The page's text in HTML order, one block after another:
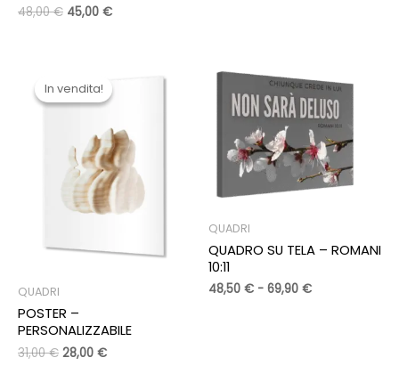
48,00€ Il45,00 €Il
In vendita!
In vendita!
QUADRI
POSTER –
PERSONALIZZABILE
31,00€ Il
28,00 €Il
QUADRI
QUADRO SU TELA – ROMANI
10:11
48,50 € - 69,90 €Fascia